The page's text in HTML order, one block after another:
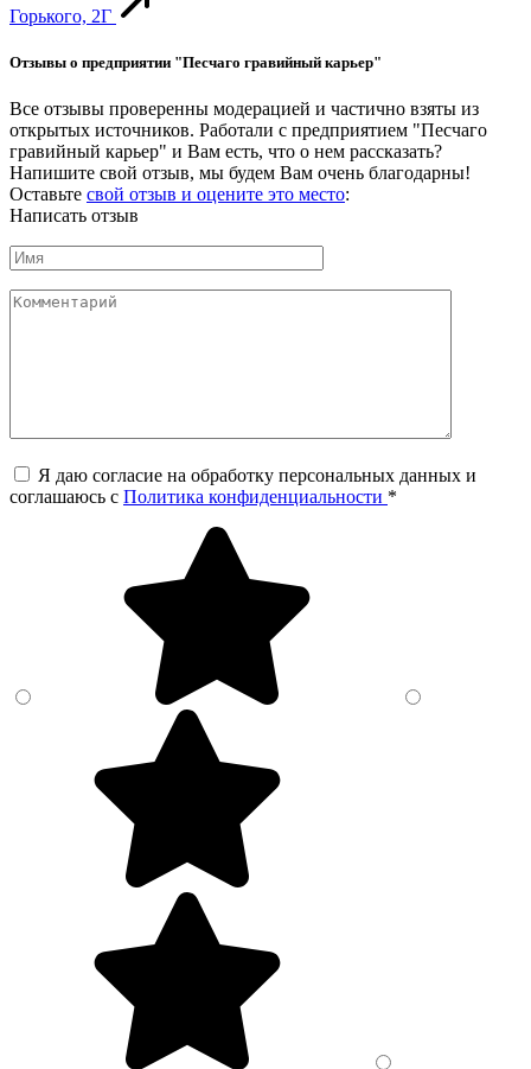
Горького, 2Г
Отзывы о предприятии "Песчаго гравийный карьер"
Все отзывы проверенны модерацией и частично взяты из
открытых источников. Работали с предприятием "Песчаго
гравийный карьер" и Вам есть, что о нем рассказать?
Напишите свой отзыв, мы будем Вам очень благодарны!
Оставьте свой отзыв и оцените это место:
Написать отзыв
Я даю согласие на обработку персональных данных и
соглашаюсь c Политика конфиденциальности *